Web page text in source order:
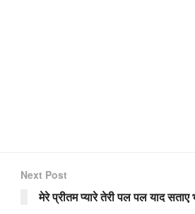
Next Post
मेरे प्रीतम प्यारे तेरी पल पल याद